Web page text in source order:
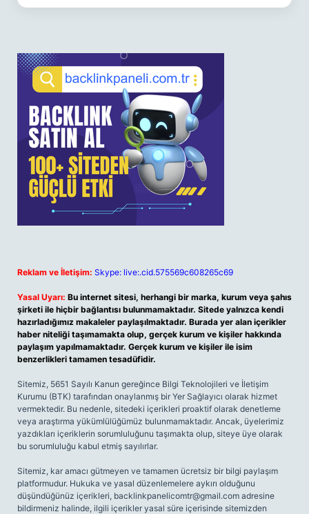
Reklam ve İletişim: Skype: live:.cid.575569c608265c69
Yasal Uyarı: Bu internet sitesi, herhangi bir marka, kurum veya şahıs
şirketi ile hiçbir bağlantısı bulunmamaktadır. Sitede yalnızca kendi
hazırladığımız makaleler paylaşılmaktadır. Burada yer alan içerikler
haber niteliği taşımamakta olup, gerçek kurum ve kişiler hakkında
paylaşım yapılmamaktadır. Gerçek kurum ve kişiler ile isim
benzerlikleri tamamen tesadüfidir.
Sitemiz, 5651 Sayılı Kanun gereğince Bilgi Teknolojileri ve İletişim
Kurumu (BTK) tarafından onaylanmış bir Yer Sağlayıcı olarak hizmet
vermektedir. Bu nedenle, sitedeki içerikleri proaktif olarak denetleme
veya araştırma yükümlülüğümüz bulunmamaktadır. Ancak, üyelerimiz
yazdıkları içeriklerin sorumluluğunu taşımakta olup, siteye üye olarak
bu sorumluluğu kabul etmiş sayılırlar.
Sitemiz, kar amacı gütmeyen ve tamamen ücretsiz bir bilgi paylaşım
platformudur. Hukuka ve yasal düzenlemelere aykırı olduğunu
düşündüğünüz içerikleri, backlinkpanelicomtr@gmail.com adresine
bildirmeniz halinde, ilgili içerikler yasal süre içerisinde sitemizden